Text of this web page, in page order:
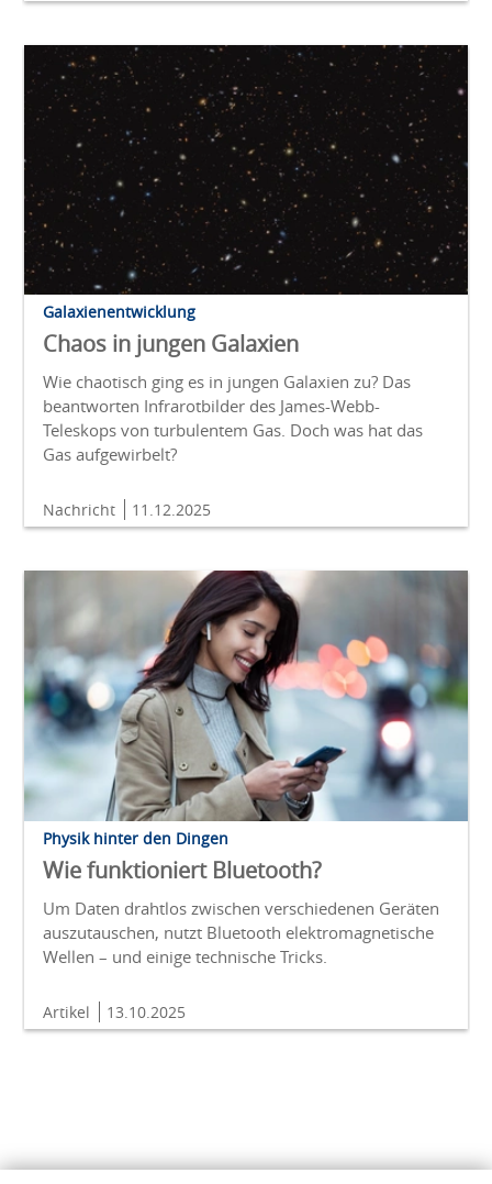
Galaxienentwicklung
Chaos in jungen Galaxien
Wie chaotisch ging es in jungen Galaxien zu? Das
beantworten Infrarotbilder des James-Webb-
Teleskops von turbulentem Gas. Doch was hat das
Gas aufgewirbelt?
Nachricht 11.12.2025
Physik hinter den Dingen
Wie funktioniert Bluetooth?
Um Daten drahtlos zwischen verschiedenen Geräten
auszutauschen, nutzt Bluetooth elektromagnetische
Wellen – und einige technische Tricks.
Artikel 13.10.2025